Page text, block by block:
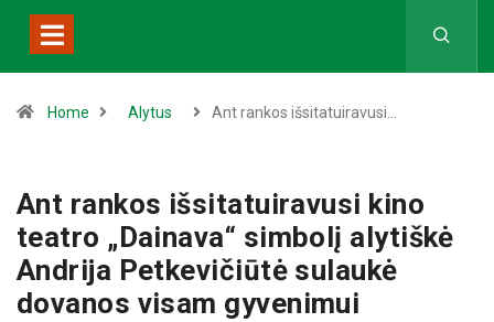
Home Alytus Ant rankos išsitatuiravusi…
Ant rankos išsitatuiravusi kino
teatro „Dainava“ simbolį alytiškė
Andrija Petkevičiūtė sulaukė
dovanos visam gyvenimui